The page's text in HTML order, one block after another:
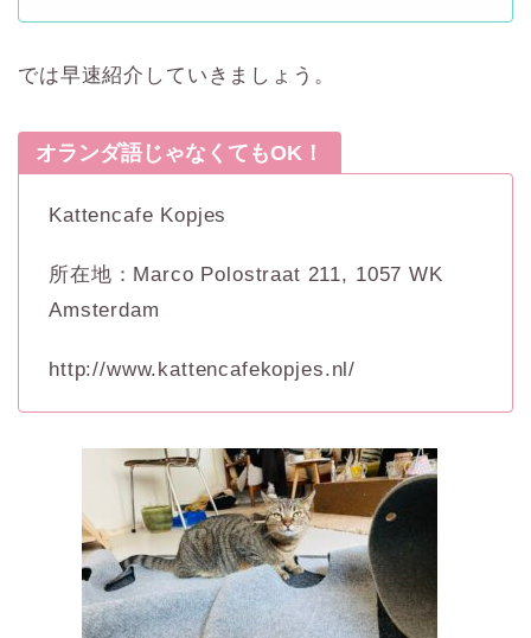
では早速紹介していきましょう。
オランダ語じゃなくてもOK！
Kattencafe Kopjes
所在地：Marco Polostraat 211, 1057 WK
Amsterdam
http://www.kattencafekopjes.nl/